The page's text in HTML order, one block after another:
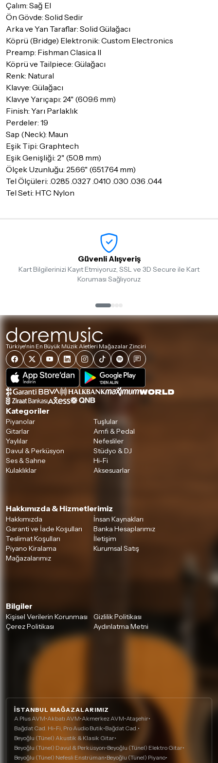
İadesi ve değişimi mümkün olmayan ürünler için
İade ve değişimi talep edilecek ürünün ticari vasfını yitirmemiş
olması, ambalajının korunmuş, aksesuar ve tüm ürün içeriğinin
eksiksiz olması gerekmektedir. Satın almış olduğunuz ürünü
göndermeden önce mutlaka
geçerek bilgi veriniz.
İade ve değişim koşulları, ürün kategorilerine göre farklılık
gösterebilir. Lütfen satın almadan önce ilgili ürünün
iade/değişim şartlarını kontrol ettiğinizden emin olun.
Detaylar için
Çalım: Sağ El
Ön Gövde: Solid Sedir
Arka ve Yan Taraflar: Solid Gülağacı
Köprü (Bridge) Elektronik: Custom Electronics
Preamp: Fishman Clasica II
Köprü ve Tailpiece: Gülağacı
Renk: Natural
Klavye: Gülağacı
Klavye Yarıçapı: 24" (609.6 mm)
Finish: Yarı Parlaklık
Perdeler: 19
Sap (Neck): Maun
Eşik Tipi: Graphtech
Eşik Genişliği: 2" (50.8 mm)
Ölçek Uzunluğu: 25.66" (651.764 mm)
Tel Ölçüleri: .0285 .0327 .0410 .030 .036 .044
Tel Seti: HTC Nylon
Güvenli Alışveriş
Kart Bilgilerinizi Kayıt Etmiyoruz, SSL ve 3D Secure ile Kart
Koruması Sağlıyoruz
Türkiye'nin En Büyük Müzik Aletleri Mağazalar Zinciri
Kategoriler
Piyanolar
Tuşlular
Gitarlar
Amfi & Pedal
Yaylılar
Nefesliler
Davul & Perküsyon
Stüdyo & DJ
Ses & Sahne
Hi-Fi
Kulaklıklar
Aksesuarlar
Hakkımızda & Hizmetlerimiz
Hakkımızda
İnsan Kaynakları
Garanti ve İade Koşulları
Banka Hesaplarımız
Teslimat Koşulları
İletişim
Piyano Kiralama
Kurumsal Satış
Mağazalarımız
Bilgiler
Kişisel Verilerin Korunması
Gizlilik Politikası
Çerez Politikası
Aydınlatma Metni
İSTANBUL MAĞAZALARIMIZ
A Plus AVM•Akbatı AVM•Akmerkez AVM•Ataşehir•
Bağdat Cad. Hi-Fi, Pro Audio Butik•Bağdat Cad.•
Beyoğlu (Tünel) Akustik & Klasik Gitar•
Beyoğlu (Tünel) Davul & Perküsyon•Beyoğlu (Tünel) Elektro Gitar•
Beyoğlu (Tünel) Nefesli Enstrüman•Beyoğlu (Tünel) Piyano•